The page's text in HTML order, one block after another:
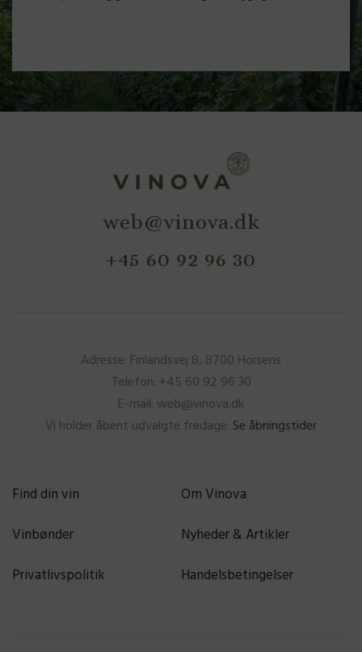
web@vinova.dk
+45 60 92 96 30
Adresse: Finlandsvej 8, 8700 Horsens
Telefon: +45 60 92 96 30
E-mail: web@vinova.dk
Vi holder åbent udvalgte fredage: Se åbningstider
Find din vin
Om Vinova
Vinbønder
Nyheder & Artikler
Privatlivspolitik
Handelsbetingelser